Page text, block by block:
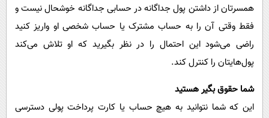
همسرتان از داشتن پول جداگانه در حسابی جداگانه خوشحال نیست و
فقط وقتی آن را به حساب مشترک یا حساب شخصی او واریز کنید
راضی می‌شود این احتمال را در نظر بگیرید که او تلاش می‌کند
پول‌هایتان را کنترل کند.‏
شما حقوق بگیر هستید
این که شما نتوانید به هیچ حساب یا کارت پرداخت پولی دسترسی